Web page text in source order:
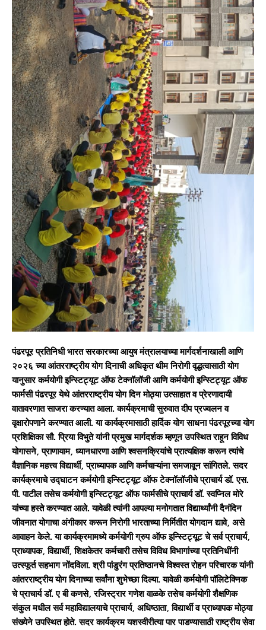
पंढरपूर प्रतिनिधी भारत सरकारच्या आयुष मंत्रालयाच्या मार्गदर्शनाखाली आणि
२०२६ च्या आंतरराष्ट्रीय योग दिनाची अधिकृत थीम निरोगी वृद्धत्वासाठी योग
यानुसार कर्मयोगी इन्स्टिट्यूट ऑफ टेक्नॉलॉजी आणि कर्मयोगी इन्स्टिट्यूट ऑफ
फार्मसी पंढरपूर येथे आंतरराष्ट्रीय योग दिन मोठ्या उत्साहात व प्रेरणादायी
वातावरणात साजरा करण्यात आला. कार्यक्रमाची सुरुवात दीप प्रज्वलन व
वृक्षारोपणाने करण्यात आली. या कार्यक्रमासाठी हार्दिक योग साधना पंढरपूरच्या योग
प्रशिक्षिका सौ. प्रिया विभुते यांनी प्रमुख मार्गदर्शक म्हणून उपस्थित राहून विविध
योगासने, प्राणायाम, ध्यानधारणा आणि श्वसनक्रियांचे प्रात्यक्षिक करून त्यांचे
वैज्ञानिक महत्त्व विद्यार्थी, प्राध्यापक आणि कर्मचाऱ्यांना समजावून सांगितले. सदर
कार्यक्रमाचे उद्घाटन कर्मयोगी इन्स्टिट्यूट ऑफ टेक्नॉलॉजीचे प्राचार्य डॉ. एस.
पी. पाटील तसेच कर्मयोगी इन्स्टिट्यूट ऑफ फार्मसीचे प्राचार्य डॉ. स्वप्निल मोरे
यांच्या हस्ते करण्यात आले. यावेळी त्यांनी आपल्या मनोगतात विद्यार्थ्यांनी दैनंदिन
जीवनात योगाचा अंगीकार करून निरोगी भारताच्या निर्मितीत योगदान द्यावे, असे
आवाहन केले. या कार्यक्रमामध्ये कर्मयोगी ग्रुप ऑफ इन्स्टिट्यूट चे सर्व प्राचार्य,
प्राध्यापक, विद्यार्थी, शिक्षकेतर कर्मचारी तसेच विविध विभागांच्या प्रतिनिधींनी
उत्स्फूर्त सहभाग नोंदविला. श्री पांडुरंग प्रतिष्ठानचे विश्वस्त रोहन परिचारक यांनी
आंतरराष्ट्रीय योग दिनाच्या सर्वांना शुभेच्छा दिल्या. यावेळी कर्मयोगी पॉलिटेक्निक
चे प्राचार्य डॉ. ए बी कणसे, रजिस्ट्रार गणेश वाळके तसेच कर्मयोगी शैक्षणिक
संकुल मधील सर्व महाविद्यालयाचे प्राचार्य, अधिष्ठाता, विद्यार्थी व प्राध्यापक मोठ्या
संख्येने उपस्थित होते. सदर कार्यक्रम यशस्वीरीत्या पार पाडण्यासाठी राष्ट्रीय सेवा